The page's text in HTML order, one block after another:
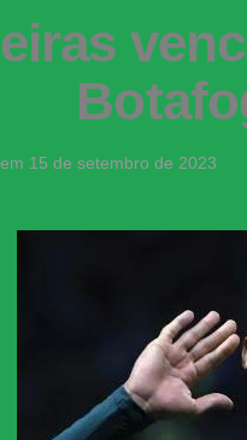
em 15 de setembro de 2023